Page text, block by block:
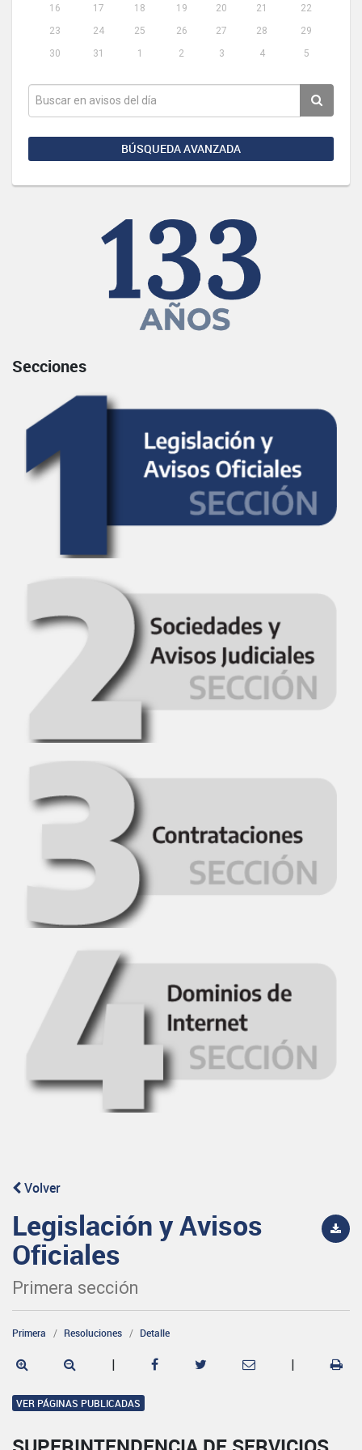
16
17 18 19 20 21
22
23
24 25 26 27 28
29
30
31 1 2 3 4 5
BÚSQUEDA AVANZADA
Secciones
Volver
Legislación y Avisos
Oficiales
Primera sección
Primera Resoluciones Detalle
| |
VER PÁGINAS PUBLICADAS